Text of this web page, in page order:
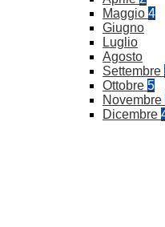
Maggio 4
Giugno
Luglio
Agosto
Settembre
Ottobre 5
Novembre
Dicembre